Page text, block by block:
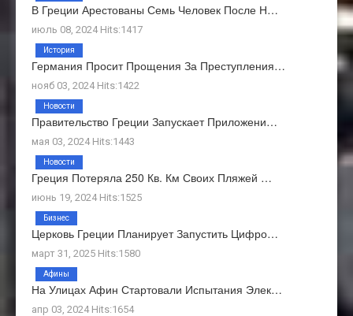
В Греции Арестованы Семь Человек После Н…
июль 08, 2024 Hits:1417
Германия Просит Прощения За Преступления…
нояб 03, 2024 Hits:1422
История
Правительство Греции Запускает Приложени…
мая 03, 2024 Hits:1443
Новости
Греция Потеряла 250 Кв. Км Своих Пляжей …
июнь 19, 2024 Hits:1525
Новости
Церковь Греции Планирует Запустить Цифро…
март 31, 2025 Hits:1580
Бизнес
На Улицах Афин Стартовали Испытания Элек…
апр 03, 2024 Hits:1654
Афины